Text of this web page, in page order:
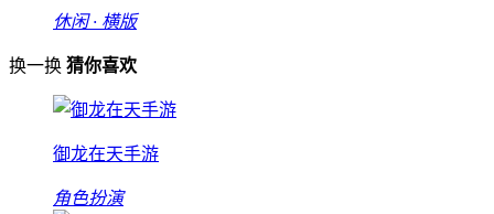
休闲 · 横版
换一换 猜你喜欢
御龙在天手游
角色扮演